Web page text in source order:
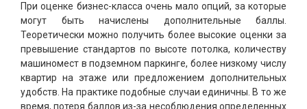
При оценке бизнес-класса очень мало опций, за которые
могут быть начислены дополнительные баллы.
Теоретически можно получить более высокие оценки за
превышение стандартов по высоте потолка, количеству
машиномест в подземном паркинге, более низкому числу
квартир на этаже или предложением дополнительных
удобств. На практике подобные случаи единичны. В то же
время, потеря баллов из-за несоблюдения определенных